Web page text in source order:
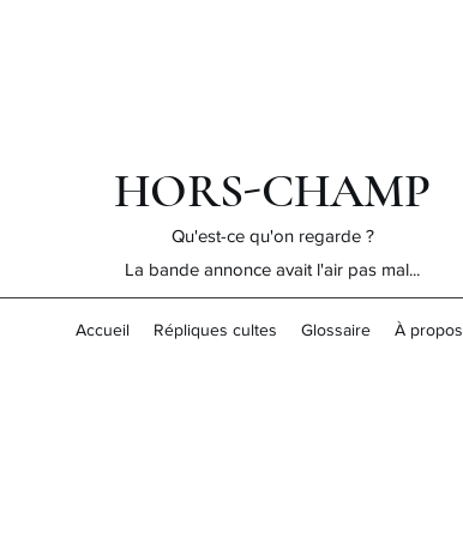
HORS-CHAMP
Qu'est-ce qu'on regarde ?
La bande annonce avait l'air pas mal...
Accueil Répliques cultes Glossaire À propos